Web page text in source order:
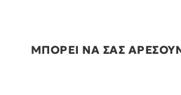
ΜΠΟΡΕΙ ΝΑ ΣΑΣ